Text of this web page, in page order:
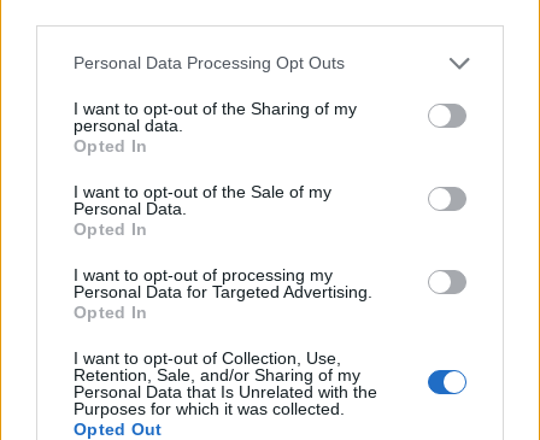
Please note that this website/app uses one or more Google
not limited to your visit or usage behaviour. You may click to
grant or deny consent to Google and its third-party tags to
use your data for below specified purposes in below Google
consent section.
Personal Data Processing Opt Outs
I want to opt-out of the Sharing of my
personal data.
Opted In
I want to opt-out of the Sale of my
Personal Data.
Opted In
I want to opt-out of processing my
Personal Data for Targeted Advertising.
Opted In
I want to opt-out of Collection, Use,
Retention, Sale, and/or Sharing of my
Personal Data that Is Unrelated with the
Purposes for which it was collected.
Opted Out
"Kirakják a cicit" - Pimenta-interjú
Frontrecorder•2014. július 04.